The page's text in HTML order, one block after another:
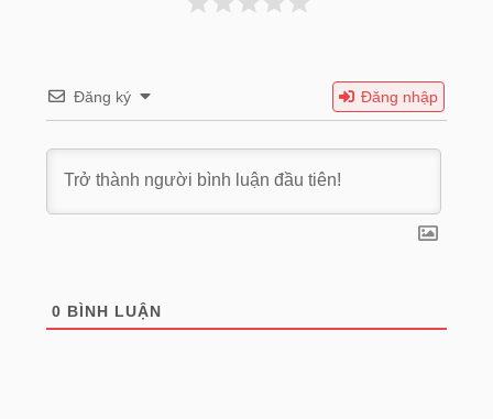
Đăng ký Đăng nhập
0 BÌNH LUẬN